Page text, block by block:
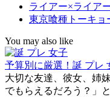
ライアー×ライア
東京喰種トーキョ
You may also like
予算別に厳選！誕 プレ
大切な友達、彼女、姉
でもらえるだろう？」